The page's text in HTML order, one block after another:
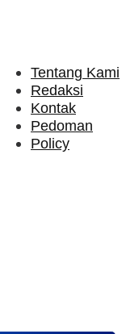
Tentang Kami
Redaksi
Kontak
Pedoman
Policy